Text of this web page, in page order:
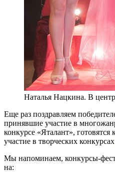
Наталья Нацкина. В
Еще раз поздравляем
принявшие участие в
конкурсе «Яталант»,
участие в творческих конкурсах
Мы напоминаем, конкурсы-
на: